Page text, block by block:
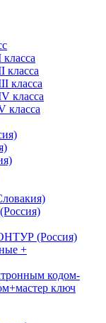
класса
класса
класса
класса
(Россия)
+
кодом-
ключ